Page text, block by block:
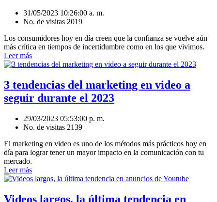
31/05/2023 10:26:00 a. m.
No. de visitas 2019
Los consumidores hoy en día creen que la confianza se vuelve aún
más crítica en tiempos de incertidumbre como en los que vivimos.
Leer más
3 tendencias del marketing en video a
seguir durante el 2023
29/03/2023 05:53:00 p. m.
No. de visitas 2139
El marketing en video es uno de los métodos más prácticos hoy en
día para lograr tener un mayor impacto en la comunicación con tu
mercado.
Leer más
Videos largos, la última tendencia en